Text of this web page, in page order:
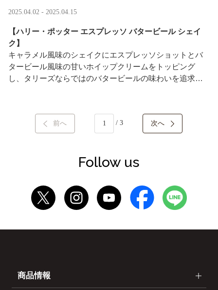
2025.04.02 - 2025.04.15
【ハリー・ポッター エスプレッソ バタービール シェイ
ク】
キャラメル風味のシェイクにエスプレッソショットとバ
タービール風味の甘いホイップクリームをトッピング
し、タリーズならではのバタービールの味わいを追求し
前へ / 3 次へ
Follow us
商品情報